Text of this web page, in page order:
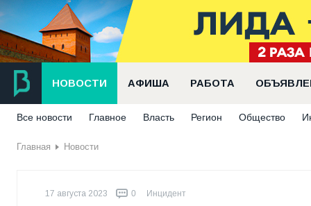
НОВОСТИ АФИША РАБОТА
Все новости Главное Власть Регион Общество
Главная Новости
17 августа 2023 0 Инцидент